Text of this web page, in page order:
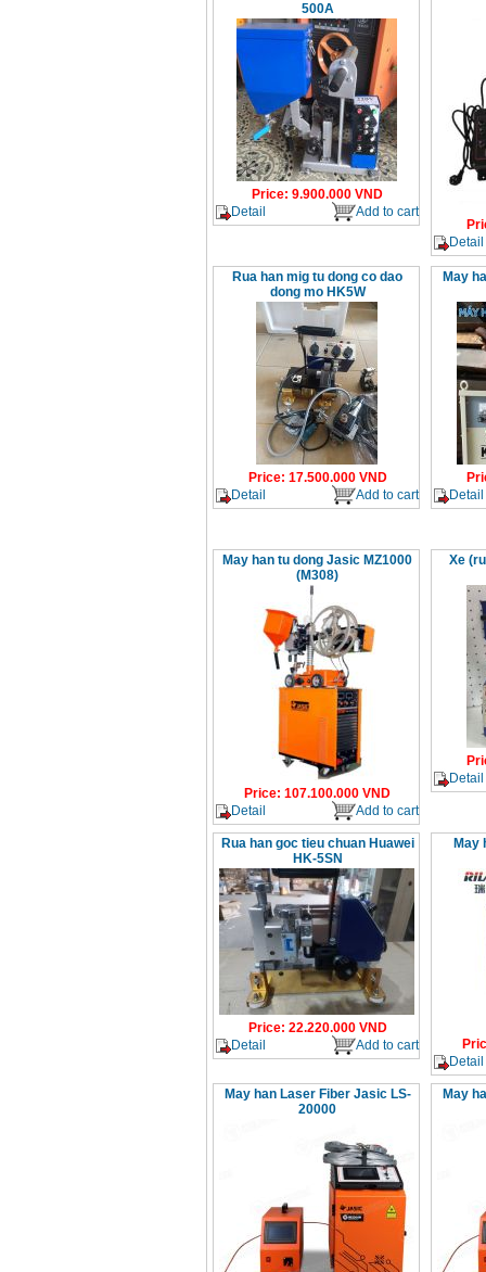
500A
Price: 9.900.000 VND
Detail
Add to cart
Detail
Rua han mig tu dong co dao
dong mo HK5W
Price: 17.500.000VND
Detail
Add to cart
May
Detail
May han tu dong Jasic MZ1000
(M308)
Price: 107.100.000 VND
Detail
Add to cart
Xe
Detail
Rua han goc tieu chuan Huawei
HK-5SN
Price: 22.220.000VND
Detail
Add to cart
May
Detail
May han Laser Fiber Jasic LS-
20000
May